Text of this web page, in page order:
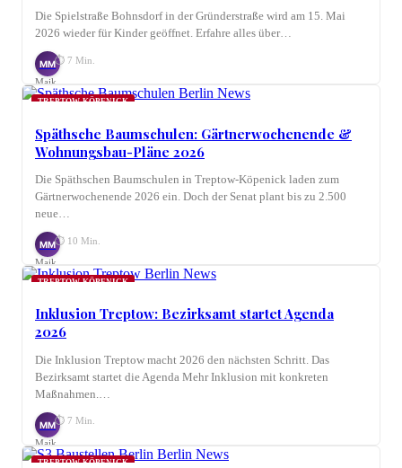
Die Spielstraße Bohnsdorf in der Gründerstraße wird am 15. Mai
2026 wieder für Kinder geöffnet. Erfahre alles über…
MM
Maik
Möhring
⏱ 7 Min.
TREPTOW-KÖPENICK
Späthsche Baumschulen: Gärtnerwochenende &
Wohnungsbau-Pläne 2026
Die Späthschen Baumschulen in Treptow-Köpenick laden zum
Gärtnerwochenende 2026 ein. Doch der Senat plant bis zu 2.500
neue…
MM
Maik
Möhring
⏱ 10 Min.
TREPTOW-KÖPENICK
Inklusion Treptow: Bezirksamt startet Agenda
2026
Die Inklusion Treptow macht 2026 den nächsten Schritt. Das
Bezirksamt startet die Agenda Mehr Inklusion mit konkreten
Maßnahmen.…
MM
Maik
Möhring
⏱ 7 Min.
TREPTOW-KÖPENICK